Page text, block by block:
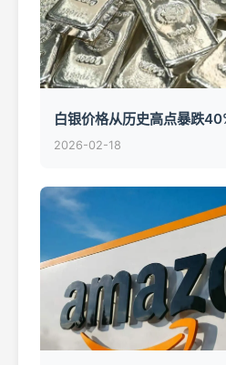
白银价格从历史高点暴跌
2026-02-18